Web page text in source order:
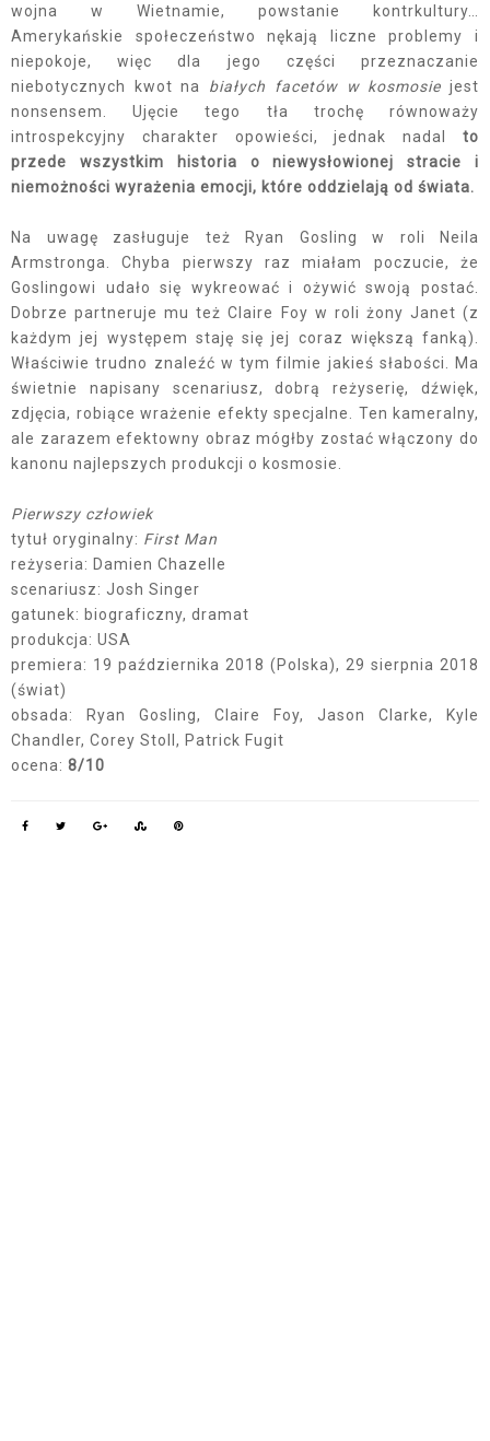
wojna w Wietnamie, powstanie kontrkultury…
Amerykańskie społeczeństwo nękają liczne problemy i
niepokoje, więc dla jego części przeznaczanie
niebotycznych kwot na białych facetów w kosmosiejest
nonsensem. Ujęcie tego tła trochę równoważy
introspekcyjny charakter opowieści, jednak nadal to
przede wszystkim historia o niewysłowionej stracie i
niemożności wyrażenia emocji, które oddzielają od świata.
Na uwagę zasługuje też Ryan Gosling w roli Neila
Armstronga. Chyba pierwszy raz miałam poczucie, że
Goslingowi udało się wykreować i ożywić swoją postać.
Dobrze partneruje mu też Claire Foy w roli żony Janet (z
każdym jej występem staję się jej coraz większą fanką).
Właściwie trudno znaleźć w tym filmie jakieś słabości. Ma
świetnie napisany scenariusz, dobrą reżyserię, dźwięk,
zdjęcia, robiące wrażenie efekty specjalne. Ten kameralny,
ale zarazem efektowny obraz mógłby zostać włączony do
kanonu najlepszych produkcji o kosmosie.
Pierwszy człowiek
tytuł oryginalny: First Man
reżyseria: Damien Chazelle
scenariusz: Josh Singer
gatunek: biograficzny, dramat
produkcja: USA
premiera: 19 października 2018 (Polska), 29 sierpnia 2018
(świat)
obsada: Ryan Gosling, Claire Foy, Jason Clarke, Kyle
Chandler, Corey Stoll, Patrick Fugit
ocena: 8/10